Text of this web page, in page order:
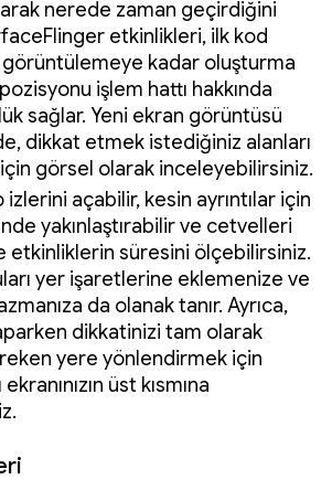
nerede zaman geçirdiğini
etkinlikleri, ilk kod
kadar oluşturma
işlem hattı hakkında
sağlar. Yeni ekran görüntüsü
dikkat etmek istediğiniz alanları
görsel olarak inceleyebilirsiniz.
açabilir, kesin ayrıntılar için
yakınlaştırabilir ve cetvelleri
etkinliklerin süresini ölçebilirsiniz.
yer işaretlerine eklemenize ve
da olanak tanır. Ayrıca,
dikkatinizi tam olarak
yere yönlendirmek için
üst kısmına